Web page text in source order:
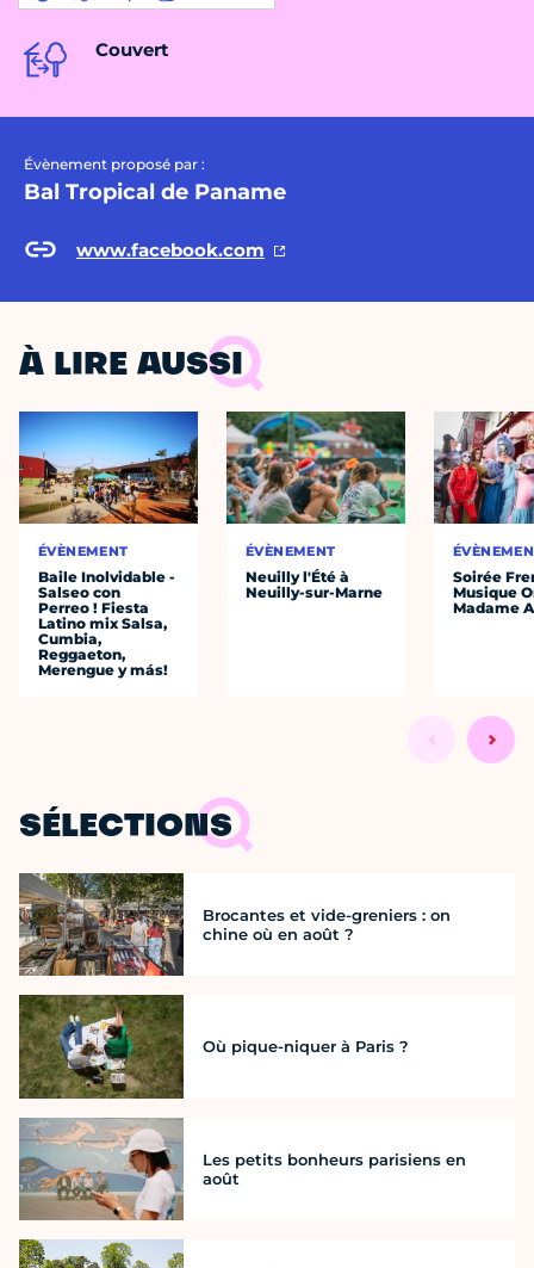
Couvert
Évènement proposé par :
Bal Tropical de Paname
www.facebook.com
À LIRE AUSSI
ÉVÈNEMENT
Baile Inolvidable -
Salseo con
Perreo ! Fiesta
Latino mix Salsa,
Cumbia,
Reggaeton,
Merengue y más!
ÉVÈNEMENT
Neuilly l'Été à
Neuilly-sur-Marne
Soirée
Musique
Madame
SÉLECTIONS
Brocantes et vide-greniers : on
chine où en août ?
Où pique-niquer à Paris ?
Les petits bonheurs parisiens en
août